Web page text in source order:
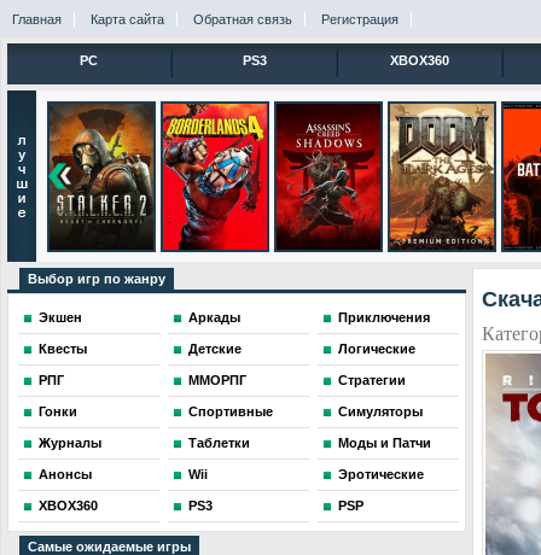
Главная Карта сайта Обратная связь Регистрация
PC PS3 XBOX360
Выбор игр по жанру
Экшен Аркады Приключения
Квесты Детские Логические
РПГ ММОРПГ Стратегии
Гонки Спортивные Симуляторы
Журналы Таблетки Моды и Патчи
Анонсы Wii Эротические
XBOX360 PS3 PSP
Самые ожидаемые игры